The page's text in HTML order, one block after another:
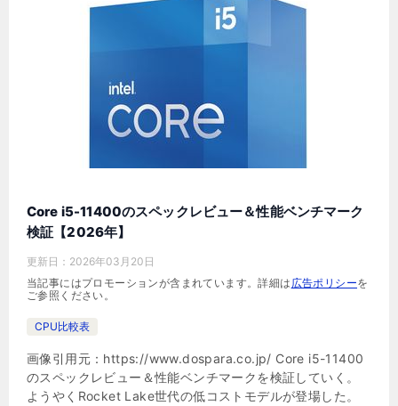
Core i5-11400のスペックレビュー＆性能ベンチマーク
検証【2026年】
更新日： 2026年03月20日
当記事にはプロモーションが含まれています。詳細は 広告ポリシーを
ご参照ください。
CPU比較表
画像引用元：https://www.dospara.co.jp/ Core i5-11400
のスペックレビュー＆性能ベンチマークを検証していく。
ようやくRocket Lake世代の低コストモデルが登場した。